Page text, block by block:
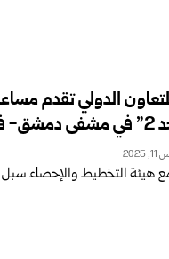
للتعاون الدولي تقدم